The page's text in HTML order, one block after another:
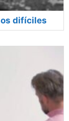
difíciles